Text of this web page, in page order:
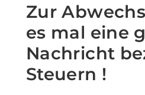
Zur
es mal eine
Nachricht
Steuern !